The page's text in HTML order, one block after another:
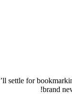
settle for
brand